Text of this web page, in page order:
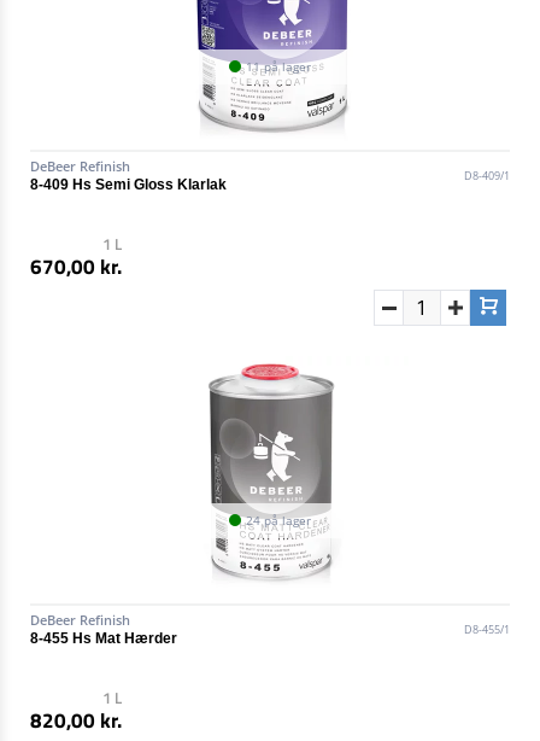
11 på lager
DeBeer Refinish
D8-409/1
8-409 Hs Semi Gloss Klarlak
1 L
670,00 kr.
24 på lager
DeBeer Refinish
D8-455/1
8-455 Hs Mat Hærder
1 L
820,00 kr.